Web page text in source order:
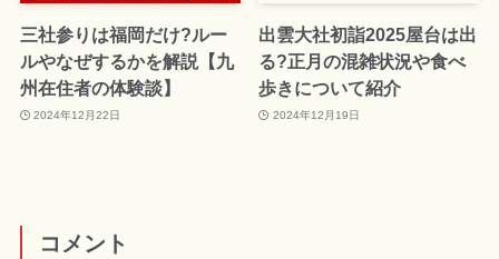
三社参りは福岡だけ?ルー
ルやなぜするかを解説【九
州在住者の体験談】
2024年12月22日
出雲大社初詣2025屋台は出
る?正月の混雑状況や食べ
歩きについて紹介
2024年12月19日
コメント